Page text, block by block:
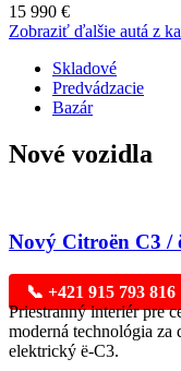
15 990 €
Zobraziť ďalšie autá z
Skladové
Predvádzacie
Bazár
Nové vozidla
Nový Citroën C3 /
📞 +421 915 793 816
Priestranný interiér pre
moderná technológia za
elektrický ë-C3.